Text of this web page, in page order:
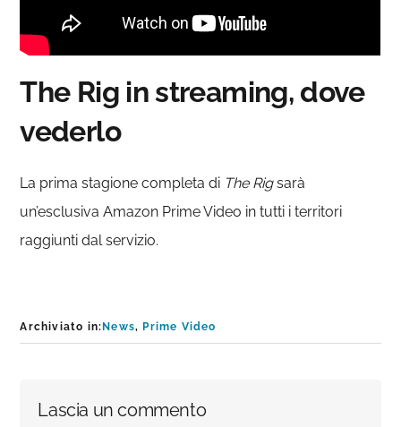
The Rig in streaming, dove
vederlo
La prima stagione completa di The Rigsarà
un’esclusiva Amazon Prime Video in tutti i territori
raggiunti dal servizio.
Archiviato in: News, Prime Video
Interazioni
Lascia un commento